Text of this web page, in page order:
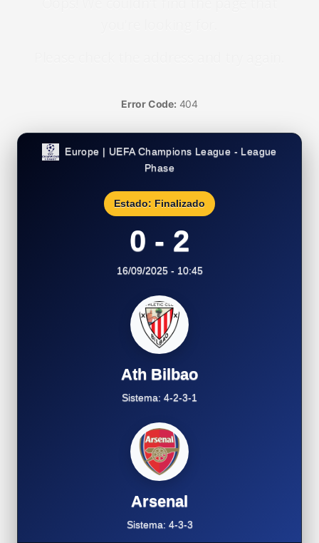
Error Code: 404
Europe | UEFA Champions League - League
Phase
Ath Bilbao
Sistema: 4-2-3-1
Estado: Finalizado
0 - 2
16/09/2025 - 10:45
Arsenal
Sistema: 4-3-3